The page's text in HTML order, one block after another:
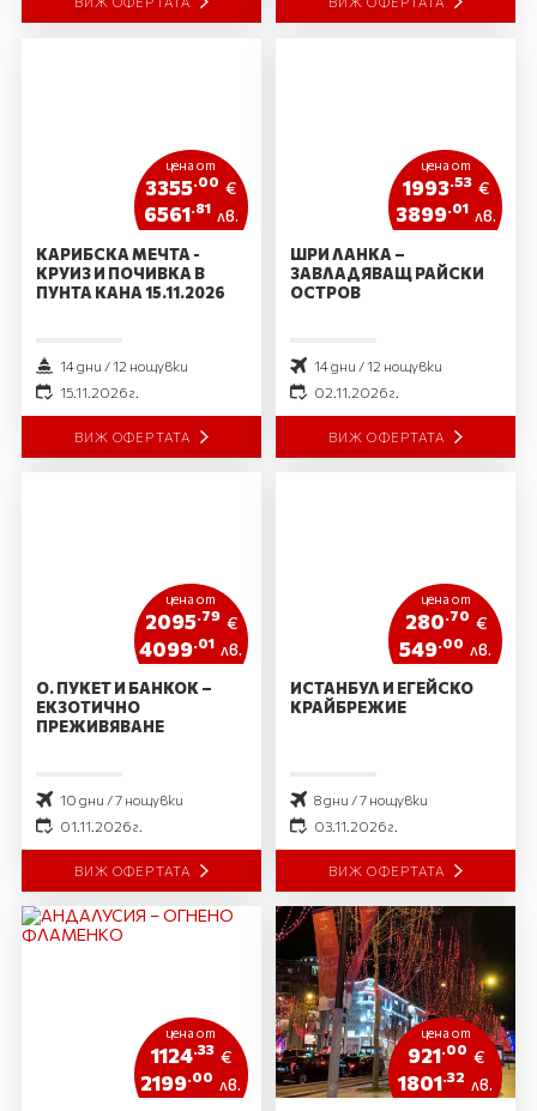
цена от
3355 .00 €
6561.81 лв.
КАРИБСКА МЕЧТА -
КРУИЗ И ПОЧИВКА В
ПУНТА КАНА 15.11.2026
14 дни / 12 нощувки
15.11.2026 г.
ВИЖ ОФЕРТАТА
цена от
1993.53 €
3899.01 лв.
ШРИ ЛАНКА –
ЗАВЛАДЯВАЩ РАЙСКИ
ОСТРОВ
14 дни / 12 нощувки
02.11.2026 г.
ВИЖ ОФЕРТАТА
цена от
2095.79 €
4099 .01 лв.
О. ПУКЕТ И БАНКОК –
ЕКЗОТИЧНО
ПРЕЖИВЯВАНЕ
10 дни / 7 нощувки
01.11.2026 г.
ВИЖ ОФЕРТАТА
цена от
280.70 €
549 .00 лв.
ИСТАНБУЛ И ЕГЕЙСКО
КРАЙБРЕЖИЕ
8 дни / 7 нощувки
03.11.2026 г.
ВИЖ ОФЕРТАТА
цена от
1124.33 €
2199.00 лв.
цена от
921.00 €
1801.32 лв.